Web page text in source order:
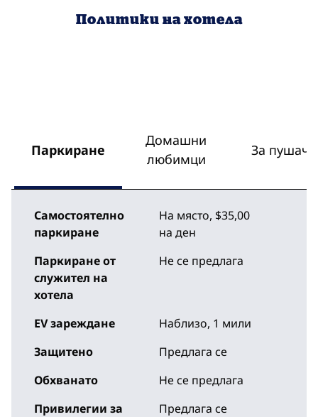
Политики на хотела
Паркиране
Домашни
любимци
За пушачи
Самостоятелно
паркиране
На място, $35,00
на ден
Паркиране от
служител на
хотела
Не се предлага
EV зареждане
Наблизо, 1 мили
Защитено
Предлага се
Обхванато
Не се предлага
Привилегии за
Предлага се